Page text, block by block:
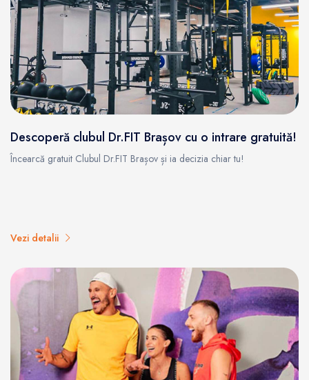
Descoperă clubul Dr.FIT Brașov cu o intrare gratuită!
Încearcă gratuit Clubul Dr.FIT Brașov și ia decizia chiar tu!
Vezi detalii